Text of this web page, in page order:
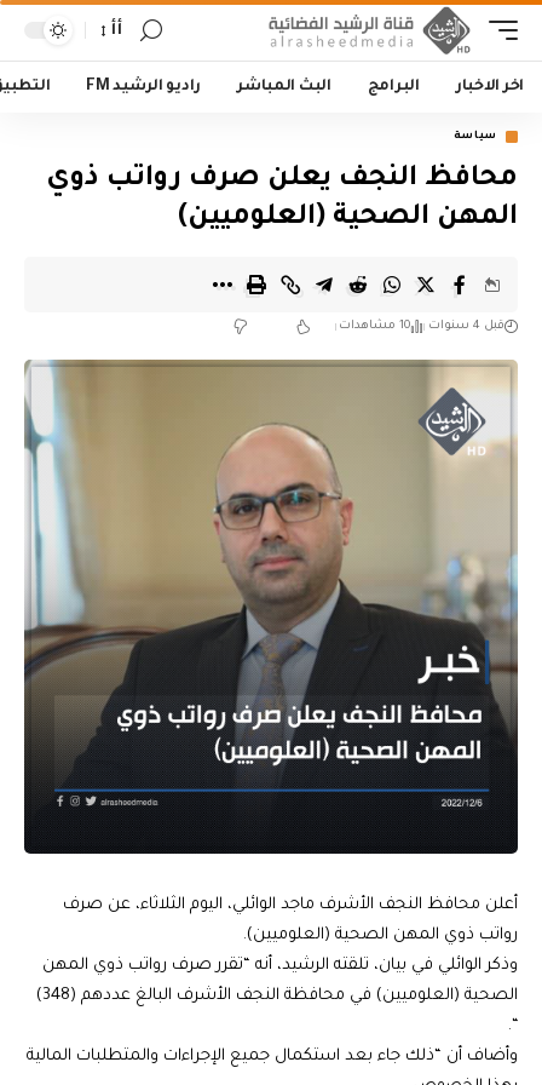
أأ
اخر الاخبار البرامج البث المباشر راديو الرشيد FM
سياسة
محافظ النجف يعلن صرف رواتب ذوي
المهن الصحية (العلوميين)
قبل 4 سنوات 10 مشاهدات
أعلن محافظ النجف الأشرف ماجد الوائلي، اليوم الثلاثاء، عن صرف
رواتب ذوي المهن الصحية (العلوميين).
وذكر الوائلي في بيان، تلقته الرشيد، أنه “تقرر صرف رواتب ذوي المهن
الصحية (العلوميين) في محافظة النجف الأشرف البالغ عددهم (348)
“.
وأضاف أن “ذلك جاء بعد استكمال جميع الإجراءات والمتطلبات المالية